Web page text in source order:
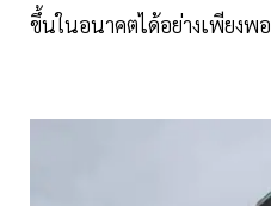
ขึ้นในอนาคตได้อย่างเพียงพอ